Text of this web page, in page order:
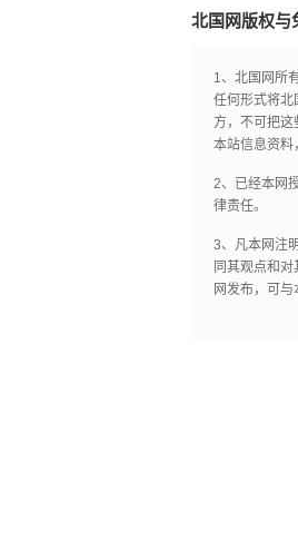
北国网版权与
1、北国网所
任何形式将北
方，不可把这
本站信息资料
2、已经本网
律责任。
3、凡本网注
同其观点和
网发布，可与